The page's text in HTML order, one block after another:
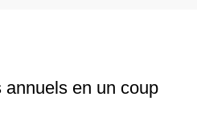
annuels en un coup